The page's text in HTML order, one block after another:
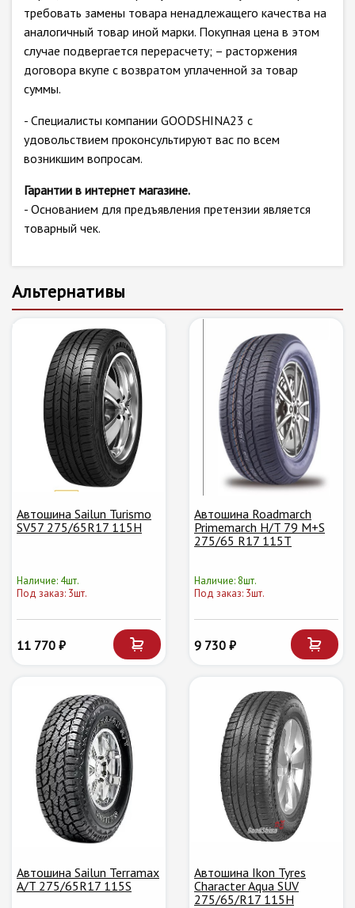
требовать замены товара ненадлежащего качества на
аналогичный товар иной марки. Покупная цена в этом
случае подвергается перерасчету; – расторжения
договора вкупе с возвратом уплаченной за товар
суммы.
- Специалисты компании GOODSHINA23 с
удовольствием проконсультируют вас по всем
возникшим вопросам.
Гарантии в интернет магазине.
- Основанием для предъявления претензии является
товарный чек.
Альтернативы
Автошина Sailun Turismo
SV57 275/65R17 115H
Наличие: 4шт.
Под заказ: 3шт.
11 770 ₽
Автошина Roadmarch
Primemarch H/T 79 M+S
275/65 R17 115T
Наличие: 8шт.
Под заказ: 3шт.
9 730 ₽
Автошина Sailun Terramax
A/T 275/65R17 115S
Автошина Ikon Tyres
Character Aqua SUV
275/65/R17 115H